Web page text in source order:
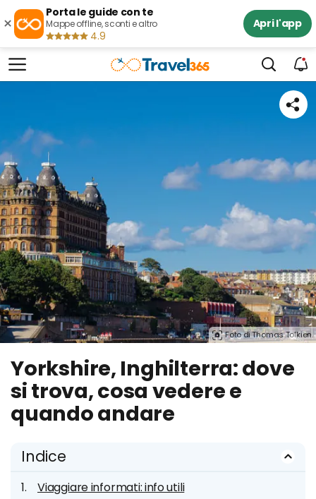
×
Porta le guide con te
Mappe offline, sconti e altro
4.9
Apri l'app
Foto di Thomas Tolkien.
Yorkshire, Inghilterra: dove
si trova, cosa vedere e
quando andare
Indice
Viaggiare informati: info utili